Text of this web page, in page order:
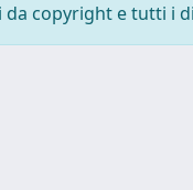
copyright e tutti i